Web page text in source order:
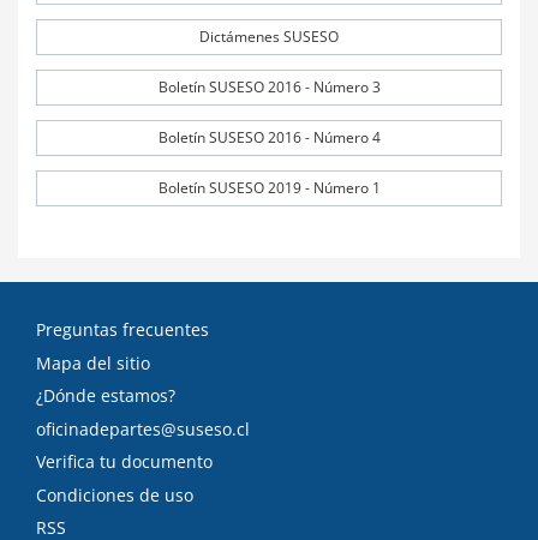
Dictámenes SUSESO
Boletín SUSESO 2016 - Número 3
Boletín SUSESO 2016 - Número 4
Boletín SUSESO 2019 - Número 1
Preguntas frecuentes
Mapa del sitio
¿Dónde estamos?
oficinadepartes@suseso.cl
Verifica tu documento
Condiciones de uso
RSS